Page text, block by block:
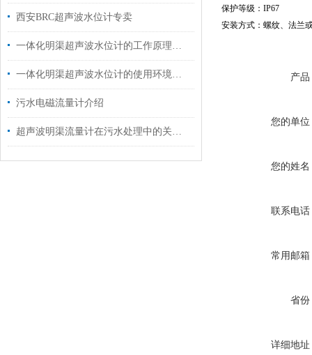
西安BRC超声波水位计专卖
一体化明渠超声波水位计的工作原理和优点概述
一体化明渠超声波水位计的使用环境条件和使用注意事项
污水电磁流量计介绍
超声波明渠流量计在污水处理中的关键应用
保护等级：IP67
安装方式：螺纹、法兰
产品
您的单位
您的姓名
联系电话
常用邮箱
省份
详细地址